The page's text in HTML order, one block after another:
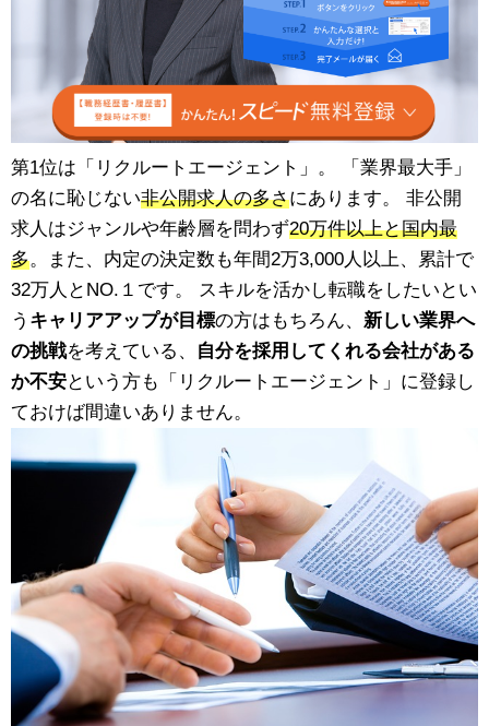
第1位は「リクルートエージェント」。 「業界最大手」
の名に恥じない非公開求人の多さにあります。 非公開
求人はジャンルや年齢層を問わず20万件以上と国内最
多。また、内定の決定数も年間2万3,000人以上、累計で
32万人とNO.１です。 スキルを活かし転職をしたいとい
う キャリアアップが目標の方はもちろん、 新しい業界へ
の挑戦を考えている、
自分を採用してくれる会社がある
か不安という方も「リクルートエージェント」に登録し
ておけば間違いありません。